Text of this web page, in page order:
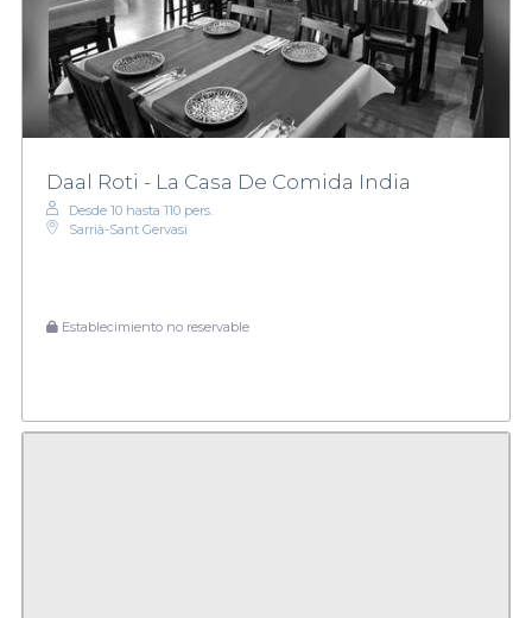
Daal Roti - La Casa De Comida India
Desde 10 hasta 110 pers.
Sarrià-Sant Gervasi
Establecimiento no reservable